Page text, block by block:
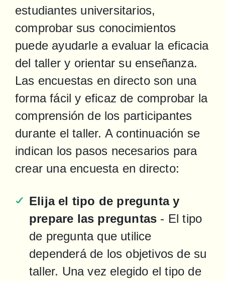
estudiantes universitarios,
comprobar sus conocimientos
puede ayudarle a evaluar la eficacia
del taller y orientar su enseñanza.
Las encuestas en directo son una
forma fácil y eficaz de comprobar la
comprensión de los participantes
durante el taller. A continuación se
indican los pasos necesarios para
crear una encuesta en directo:
Elija el tipo de pregunta y
prepare las preguntas - El tipo
de pregunta que utilice
dependerá de los objetivos de su
taller. Una vez elegido el tipo de